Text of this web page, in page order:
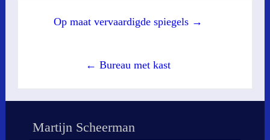
PostOp maat vervaardigde spiegels →
← Bureau met kast
Martijn Scheerman